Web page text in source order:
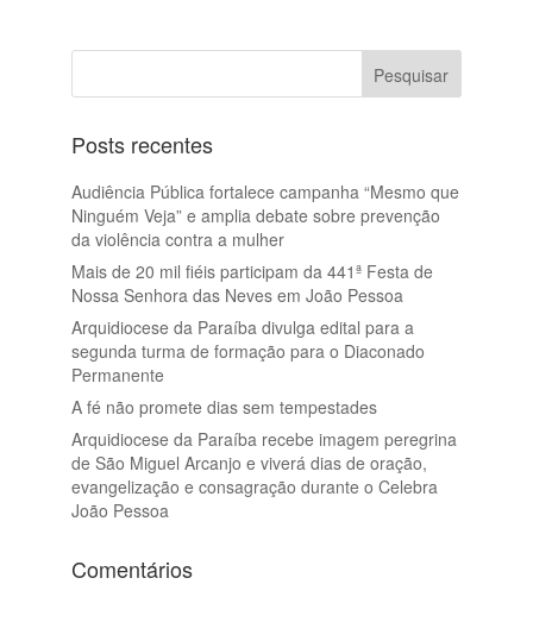
Posts recentes
Audiência Pública fortalece campanha “Mesmo que
Ninguém Veja” e amplia debate sobre prevenção
da violência contra a mulher
Mais de 20 mil fiéis participam da 441ª Festa de
Nossa Senhora das Neves em João Pessoa
Arquidiocese da Paraíba divulga edital para a
segunda turma de formação para o Diaconado
Permanente
A fé não promete dias sem tempestades
Arquidiocese da Paraíba recebe imagem peregrina
de São Miguel Arcanjo e viverá dias de oração,
evangelização e consagração durante o Celebra
João Pessoa
Comentários